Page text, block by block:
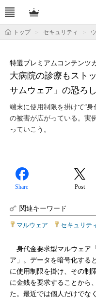
トップ セキュリティ
大病院の診療もスト
サムウェア」の恐ろ
特選プレミアムコンテンツ
端末に使用制限を掛けて“身
の被害が広がっている。実
っていこう。
Share Post
関連キーワード
マルウェア セキュリテ
身代金要求型マルウェア
ア」。データを暗号化する
に使用制限を掛け、その制
に金銭を要求することから
た。最近では個人だけでな